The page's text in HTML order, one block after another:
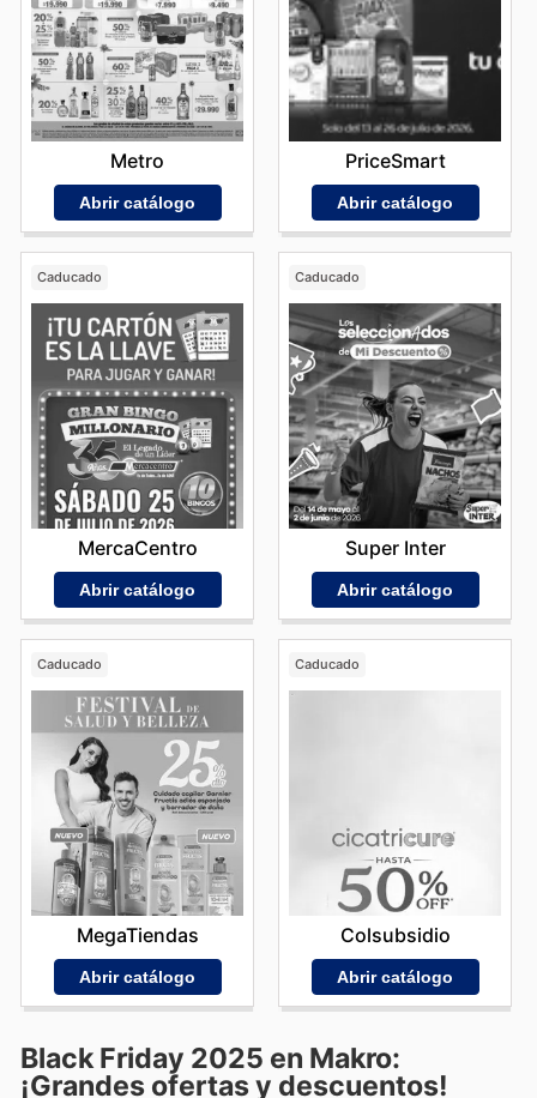
Metro
Abrir catálogo
PriceSmart
Abrir catálogo
Caducado
MercaCentro
Abrir catálogo
Caducado
Super Inter
Abrir catálogo
Caducado
MegaTiendas
Abrir catálogo
Caducado
Colsubsidio
Abrir catálogo
Black Friday 2025 en Makro:
¡Grandes ofertas y descuentos!